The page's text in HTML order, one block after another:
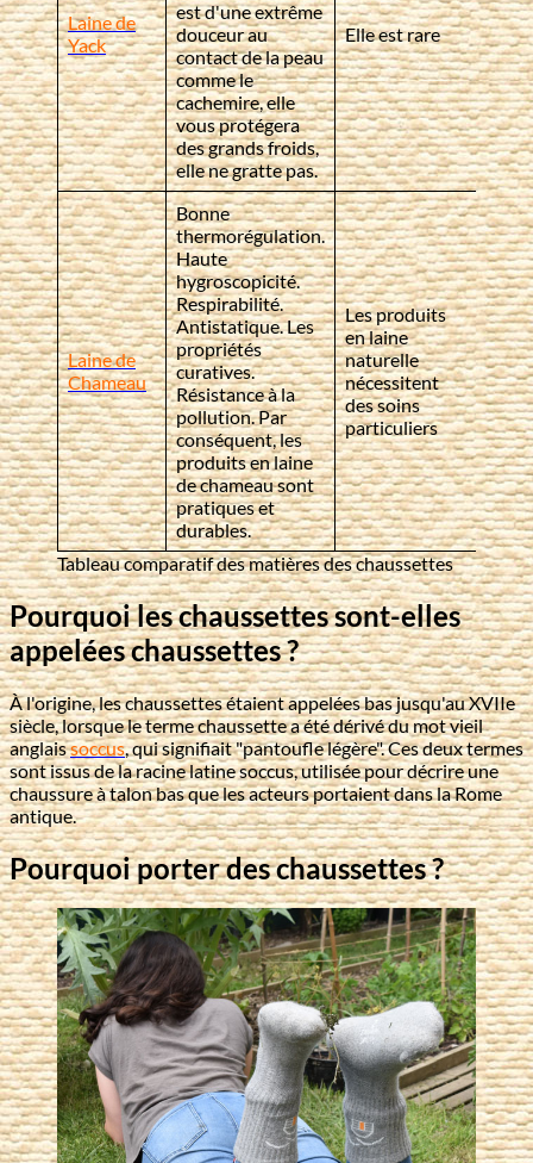
Laine de
Yack
est d'une extrême
douceur au
contact de la peau
comme le
cachemire, elle
vous protégera
des grands froids,
elle ne gratte pas.
Elle est rare
Laine de
Chameau
Bonne
thermorégulation.
Haute
hygroscopicité.
Respirabilité.
Antistatique. Les
propriétés
curatives.
Résistance à la
pollution. Par
conséquent, les
produits en laine
de chameau sont
pratiques et
durables.
Les produits
en laine
naturelle
nécessitent
des soins
particuliers
Tableau comparatif des matières des chaussettes
Pourquoi les chaussettes sont-elles
appelées chaussettes ?
À l'origine, les chaussettes étaient appelées bas jusqu'au XVIIe
siècle, lorsque le terme chaussette a été dérivé du mot vieil
anglaissoccus, qui signifiait "pantoufle légère". Ces deux termes
sont issus de la racine latine soccus, utilisée pour décrire une
chaussure à talon bas que les acteurs portaient dans la Rome
antique.
Pourquoi porter des chaussettes ?